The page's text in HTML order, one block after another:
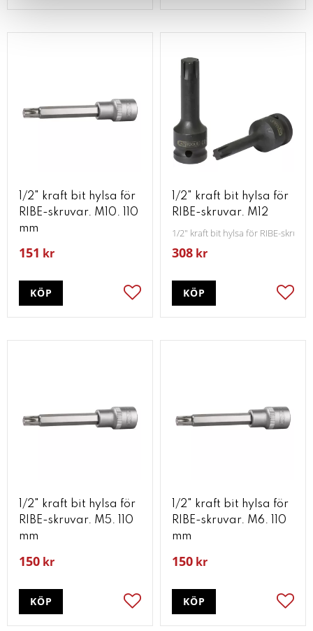
1/2" kraft bit hylsa för
RIBE-skruvar. M10. 110
mm
151 kr
Lägg till i favoriter
KÖP
1/2" kraft bit hylsa för
RIBE-skruvar. M12
1/2" kraft bit hylsa för RIBE-
308 kr
KÖP
1/2" kraft bit hylsa för
RIBE-skruvar. M5. 110
mm
150 kr
Lägg till i favoriter
KÖP
1/2" kraft bit hylsa för
RIBE-skruvar. M6. 110
mm
150 kr
KÖP